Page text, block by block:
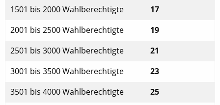
1501 bis 2000 Wahlberechtigte
17
2001 bis 2500 Wahlberechtigte
19
2501 bis 3000 Wahlberechtigte
21
3001 bis 3500 Wahlberechtigte
23
3501 bis 4000 Wahlberechtigte
25